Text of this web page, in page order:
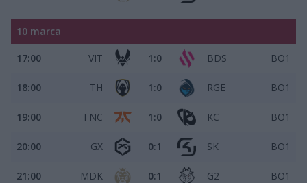
10 marca
17:00 VIT 1:0 BDS BO1
18:00 TH 1:0 RGE BO1
19:00 FNC 1:0 KC BO1
20:00 GX 0:1 SK BO1
21:00 MDK 0:1 G2 BO1